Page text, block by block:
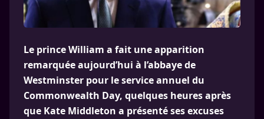
Le prince William a fait une apparition
remarquée aujourd’hui à l’abbaye de
Westminster pour le service annuel du
Commonwealth Day, quelques heures après
que Kate Middleton a présenté ses excuses